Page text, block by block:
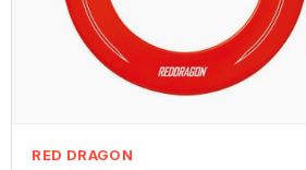
RED DRAGON